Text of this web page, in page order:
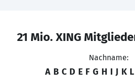
21 Mio. XING
Nachname:
A B C D E F G H I J K L